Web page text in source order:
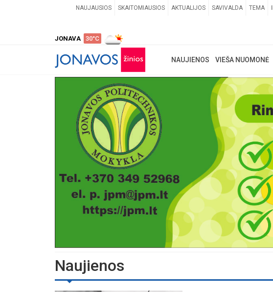
NAUJAUSIOS SKAITOMIAUSIOS AKTUALIJOS SAVIVALDA TEMA
JONAVA 30°C
NAUJIENOS VIEŠA NUOMONĖ
Naujienos